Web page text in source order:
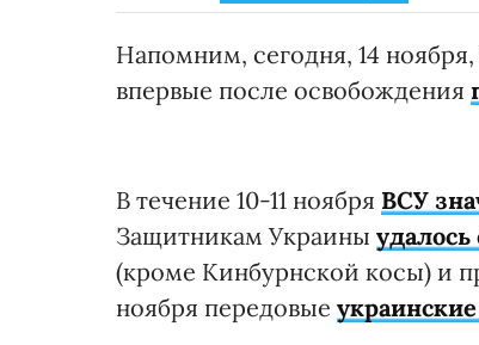
Напомним, сегодня, 14
впервые после освобождения
В течение 10-11 ноября ВСУ
Защитникам Украины
(кроме Кинбурнской косы) и
ноября передовые